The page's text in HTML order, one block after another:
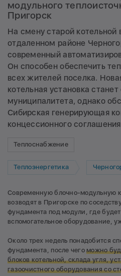
модульного
Пригорск
На смену старой котельной
отдаленном районе
современный
Он способен обеспечить
всех жителей поселка.
котельная установка
муниципалитета, однако
Сибирская генерирующая
концессионного
Теплоснабжение
Теплоэнергетика
Современную блочно-модульную
возводят в Пригорске по
фундамента под модули, где
вспомогательное оборудование,
Около трех недель понадобится
фундамента, после чегоможно
блоков котельной, склада угля,
газоочистного оборудования со